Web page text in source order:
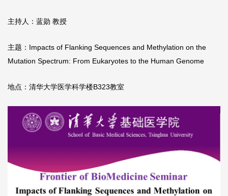
主持人：蓝勋 教授
主题：Impacts of Flanking Sequences and Methylation on the
Mutation Spectrum: From Eukaryotes to the Human Genome
地点：清华大学医学科学楼B323教室